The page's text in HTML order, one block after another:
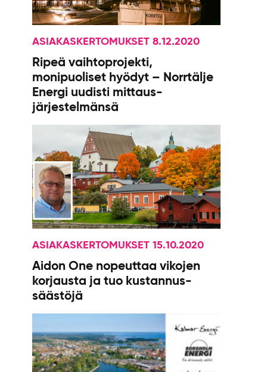
ASIAKASKERTOMUKSET 8.12.2020
Ripeä vaihtoprojekti,
monipuoliset hyödyt – Norrtälje
Energi uudisti mittaus­
järjestelmänsä
ASIAKASKERTOMUKSET 15.10.2020
Aidon One nopeuttaa vikojen
korjausta ja tuo kustannus­
säästöjä